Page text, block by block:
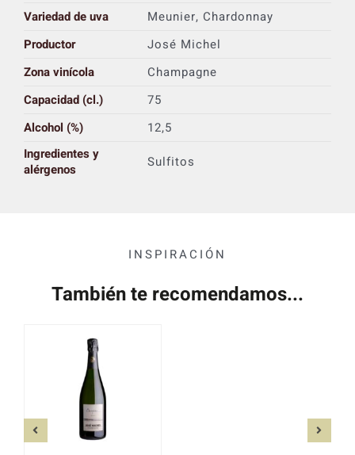
Variedad de uva
Meunier, Chardonnay
Productor
José Michel
Zona vinícola
Champagne
Capacidad (cl.)
75
Alcohol (%)
12,5
Ingredientes y
alérgenos
Sulfitos
INSPIRACIÓN
También te recomendamos...